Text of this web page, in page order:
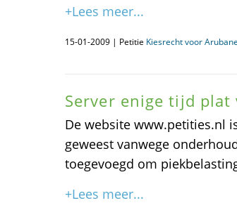
+Lees meer...
15-01-2009 | Petitie Kiesrecht voor
Server enige tijd plat
De website www.petities.nl
geweest vanwege
toegevoegd om
+Lees meer...